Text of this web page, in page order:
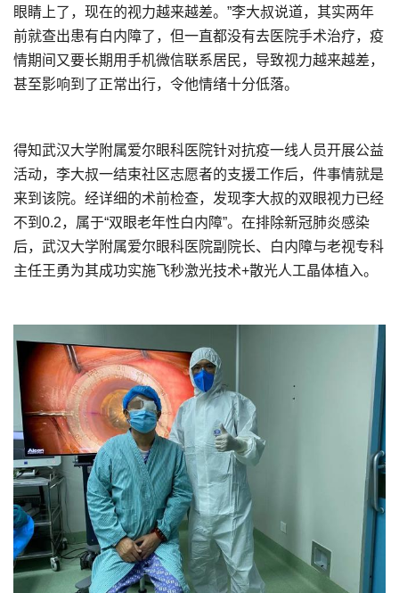
眼睛上了，现在的视力越来越差。”李大叔说道，其实两年
前就查出患有白内障了，但一直都没有去医院手术治疗，疫
情期间又要长期用手机微信联系居民，导致视力越来越差，
甚至影响到了正常出行，令他情绪十分低落。
得知武汉大学附属爱尔眼科医院针对抗疫一线人员开展公益
活动，李大叔一结束社区志愿者的支援工作后，件事情就是
来到该院。经详细的术前检查，发现李大叔的双眼视力已经
不到0.2，属于“双眼老年性白内障”。在排除新冠肺炎感染
后，武汉大学附属爱尔眼科医院副院长、白内障与老视专科
主任王勇为其成功实施飞秒激光技术+散光人工晶体植入。